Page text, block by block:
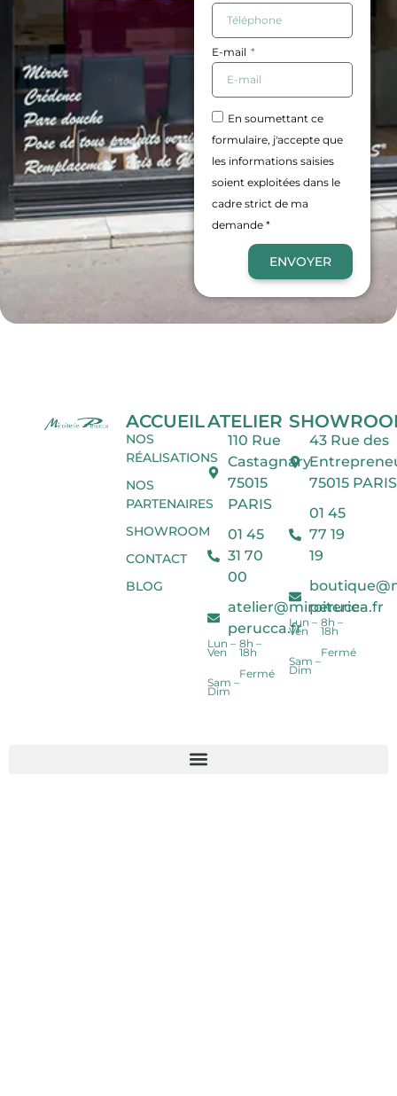
E-mail
En soumettant ce
formulaire, j'accepte que
les informations saisies
soient exploitées dans le
cadre strict de ma
demande *
ENVOYER
ACCUEIL
NOS
RÉALISATIONS
NOS
PARTENAIRES
SHOWROOM
CONTACT
BLOG
ATELIER
110 Rue
Castagnary
75015
PARIS
01 45
31 70
00
atelier@miroiterie-
perucca.fr
Lun –
Ven
Sam –
Dim
8h –
18h
Fermé
43 Rue des
75015 PARIS
01 45
77 19
19
perucca.fr
Lun –
Ven
Sam –
Dim
8h –
18h
Fermé